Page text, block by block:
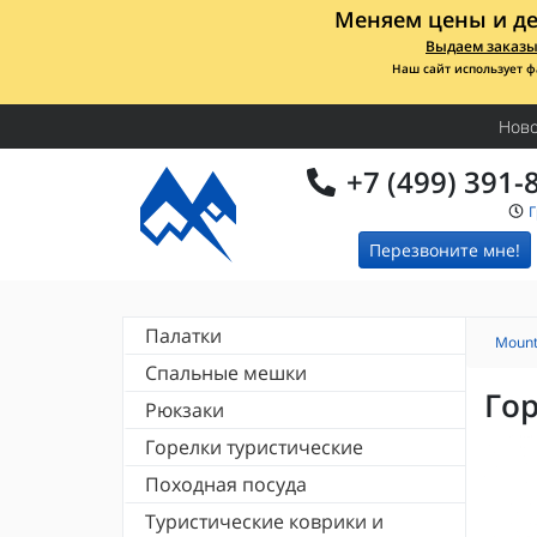
Меняем цены и
Выдаем
Наш сайт использует
+7 (499) 391-
Перезвоните мне!
Палатки
Кемпинговые палатки
Палатки душ-туалет
Палатки Normal
Палатки Canadian Camper
Палатки Indiana
Спальные мешки
Спальники Alexika
Спальники Totem
Спальники RedFox
Рюкзаки
Рюкзаки Deuter
Рюкзаки Tatonka
Рюкзаки RedFox
Рюкзаки и сумки EVOC
Горелки туристические
Горелки FIRE-MAPLE
Аксессуары для горелок
Походная посуда
Туристические кружки
Туристические коврики и